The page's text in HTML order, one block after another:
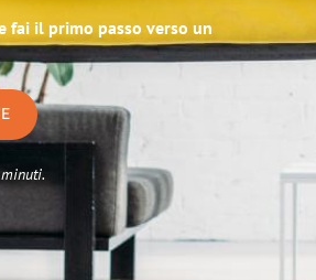
fai il primo passo verso un